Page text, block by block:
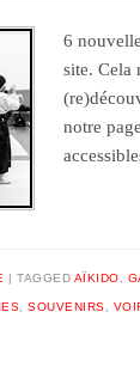
6
site. Cela
notre
TAGGED AÏKIDO
,SOUVENIRS